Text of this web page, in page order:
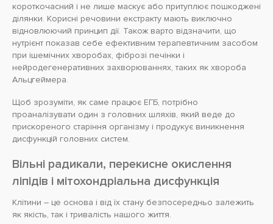
короткочасний і не лише маскує або притуплює пошкоджені
ділянки. Корисні речовини екстракту мають виключно
відновлюючий принцип дії. Також варто відзначити, що
нутрієнт показав себе ефективним терапевтичним засобом
при ішемічних хворобах, фіброзі печінки і
нейродегенеративних захворюваннях, таких як хвороба
Альцгеймера.
Щоб зрозуміти, як саме працює ЕГБ, потрібно
проаналізувати один з головних шляхів, який веде до
прискореного старіння організму і продукує виникнення
дисфункцій головних систем.
Вільні радикали, перекисне окислення
ліпідів і мітохондріальна дисфункція
Клітини – це основа і від їх стану безпосередньо залежить
як якість, так і тривалість нашого життя.